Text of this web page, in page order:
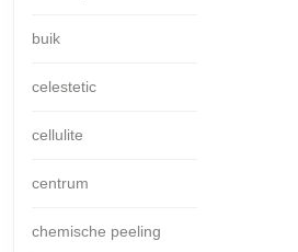
buik
celestetic
cellulite
centrum
chemische peeling